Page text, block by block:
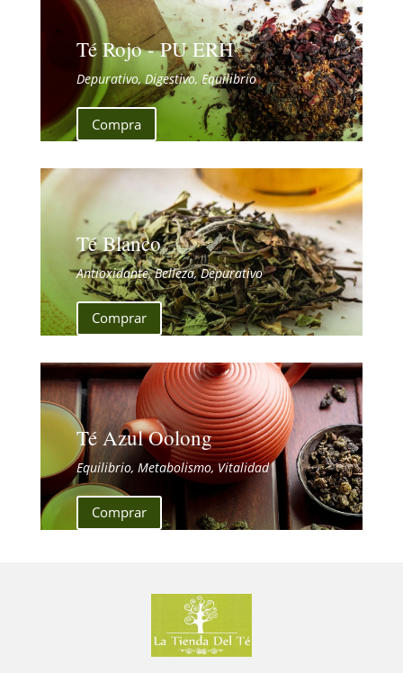
Té Rojo - PU ERH
Depurativo, Digestivo, Equilibrio
Compra
Té Blanco
Antioxidante, Belleza, Depurativo
Comprar
Té Azul Oolong
Equilibrio, Metabolismo, Vitalidad
Comprar